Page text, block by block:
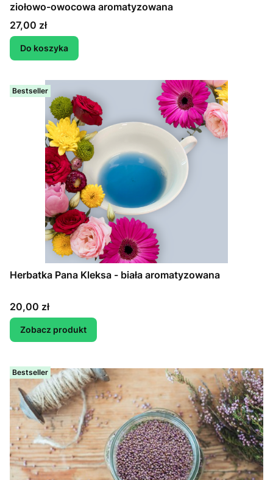
ziołowo-owocowa aromatyzowana
Cena
27,00 zł
Do koszyka
Bestseller
Herbatka Pana Kleksa - biała aromatyzowana
Cena
20,00 zł
Zobacz produkt
Bestseller